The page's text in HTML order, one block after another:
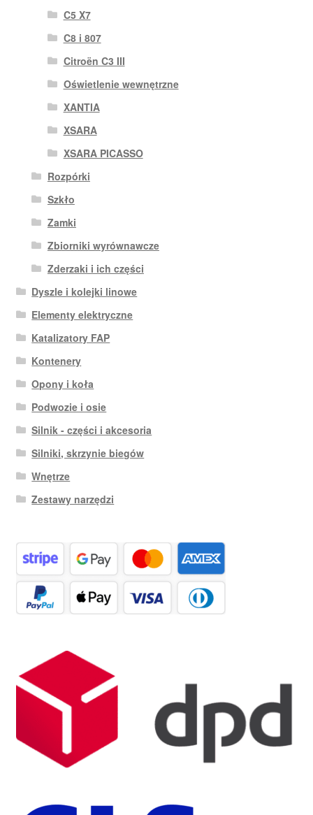
C5 X7
C8 i 807
Citroën C3 III
Oświetlenie wewnętrzne
XANTIA
XSARA
XSARA PICASSO
Rozpórki
Szkło
Zamki
Zbiorniki wyrównawcze
Zderzaki i ich części
Dyszle i kolejki linowe
Elementy elektryczne
Katalizatory FAP
Kontenery
Opony i koła
Podwozie i osie
Silnik - części i akcesoria
Silniki, skrzynie biegów
Wnętrze
Zestawy narzędzi